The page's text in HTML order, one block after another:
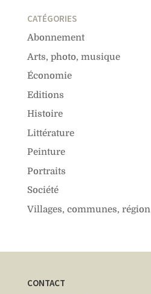
CATÉGORIES
Abonnement
Arts, photo, musique
Économie
Editions
Histoire
Littérature
Peinture
Portraits
Société
Villages, communes, région
CONTACT